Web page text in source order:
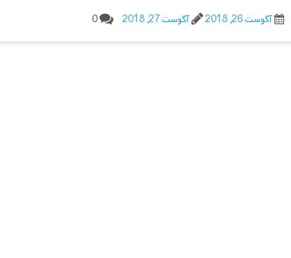
آگوست 26, 2018 آگوست 27, 2018 0